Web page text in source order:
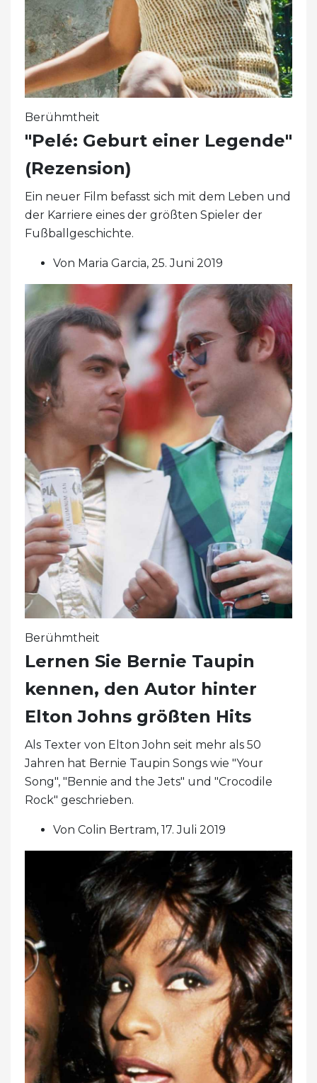
Berühmtheit
"Pelé: Geburt einer Legende"
(Rezension)
Ein neuer Film befasst sich mit dem Leben und
der Karriere eines der größten Spieler der
Fußballgeschichte.
Von Maria Garcia, 25. Juni 2019
Berühmtheit
Lernen Sie Bernie Taupin
kennen, den Autor hinter
Elton Johns größten Hits
Als Texter von Elton John seit mehr als 50
Jahren hat Bernie Taupin Songs wie "Your
Song", "Bennie and the Jets" und "Crocodile
Rock" geschrieben.
Von Colin Bertram, 17. Juli 2019